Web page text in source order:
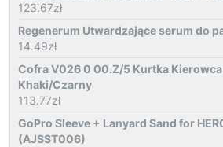
123.67zł
Regenerum Utwardzające serum do
14.49zł
Cofra V026 0 00.Z/5 Kurtka Kierowca
Khaki/Czarny
113.77zł
GoPro Sleeve + Lanyard Sand for
(AJSST006)